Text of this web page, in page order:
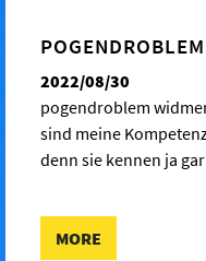
POGENDROBLEM
2022/08/30
pogendroblem
sind meine
denn sie kennen ja gar
MORE